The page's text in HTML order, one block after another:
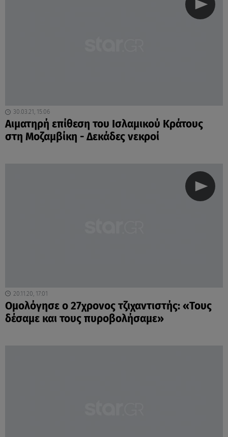
30.03.21, 15:06
Αιματηρή επίθεση του Ισλαμικού Κράτους
στη Μοζαμβίκη - Δεκάδες νεκροί
20.11.20, 17:01
Ομολόγησε ο 27χρονος τζιχαντιστής: «Τους
δέσαμε και τους πυροβολήσαμε»